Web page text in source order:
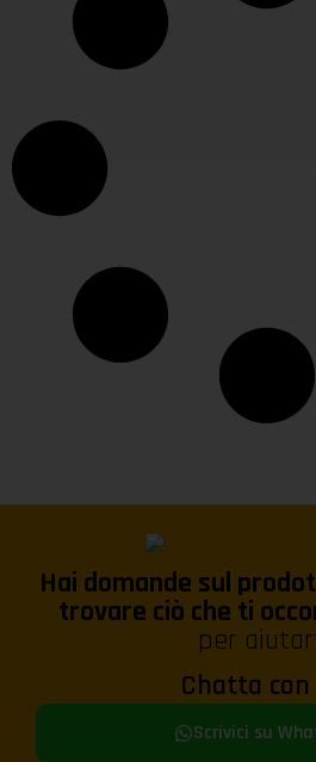
Hai domande sul
trovare ciò che ti
per
Chatta
Scrivici su